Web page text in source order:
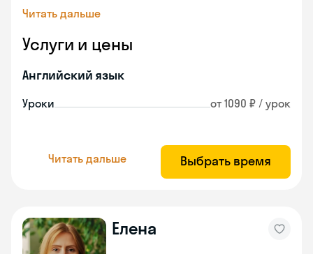
Читать дальше
Услуги и цены
Английский язык
Уроки от 1090 ₽ / урок
Читать дальше Выбрать время
Елена